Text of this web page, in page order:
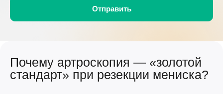
Почему артроскопия — «золотой
стандарт» при резекции мениска?